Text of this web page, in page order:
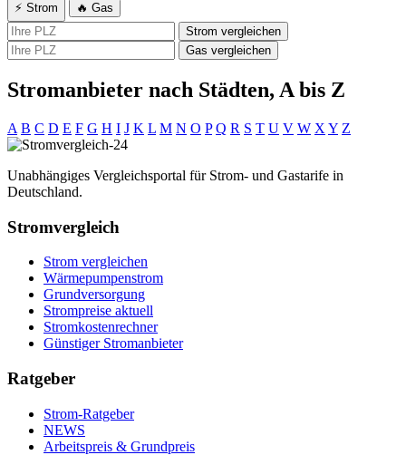
⚡ Strom
🔥 Gas
Strom vergleichen
Gas vergleichen
Stromanbieter nach Städten, A bis Z
A B C D E F G H I J K L M N O P Q R S T U V W X Y Z
Unabhängiges Vergleichsportal für Strom- und Gastarife in
Deutschland.
Stromvergleich
Strom vergleichen
Wärmepumpenstrom
Grundversorgung
Strompreise aktuell
Stromkostenrechner
Günstiger Stromanbieter
Ratgeber
Strom-Ratgeber
NEWS
Arbeitspreis & Grundpreis